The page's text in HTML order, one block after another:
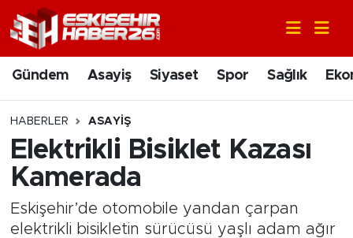
Gündem Asayiş Siyaset Spor Sağlık
HABERLER ASAYIŞ
Elektrikli Bisiklet Kazası
Kamerada
Eskişehir’de otomobile yandan çarpan
elektrikli bisikletin sürücüsü yaşlı adam ağır
Gündem
Asayiş
Siyaset
Spor
Sağlık
Nöbetçi Eczaneler
Hava Durumu
Trafik Durumu
Süper Lig Puan Durumu ve Fikstür
Tüm Manşetler